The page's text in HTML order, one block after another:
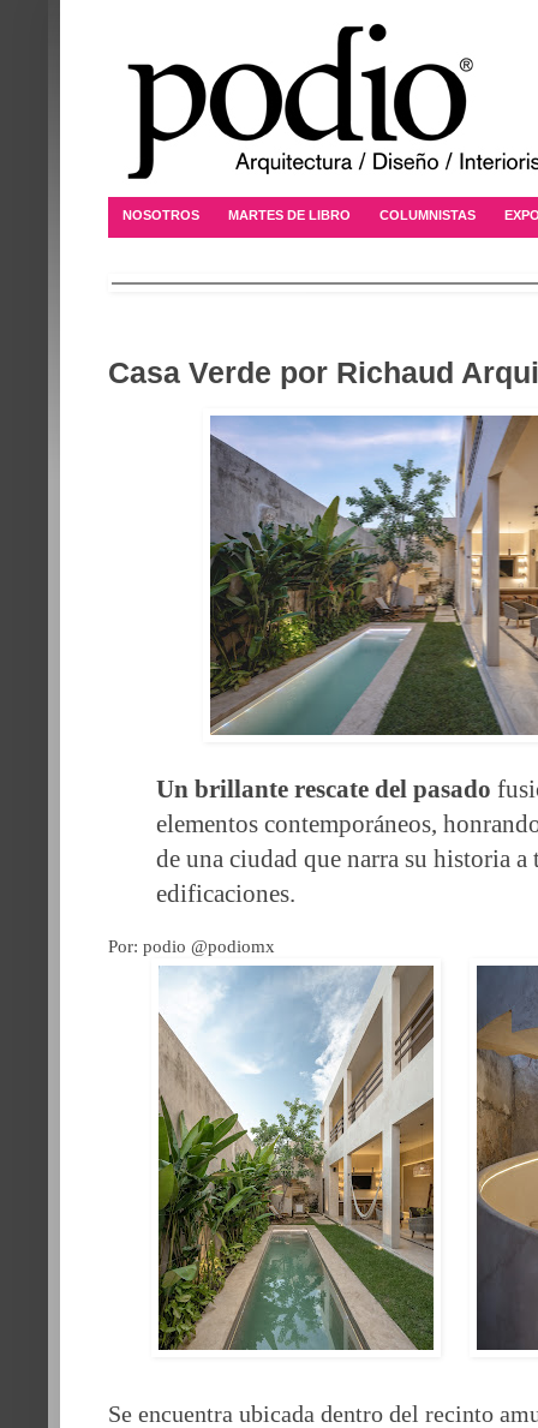
NOSOTROS MARTES DE LIBRO COLUMNISTAS
Casa Verde por Richaud
Un brillante rescate del pasado
elementos contemporáneos,
de una ciudad que narra su historia a
edificaciones.
Por: podio @podiomx
Se encuentra ubicada dentro del recinto